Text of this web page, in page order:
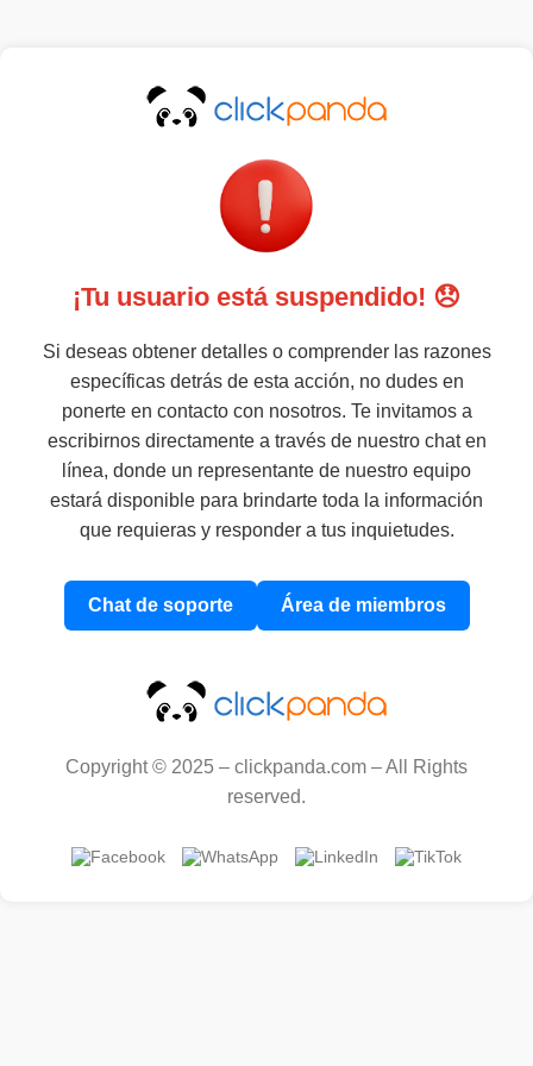
¡Tu usuario está suspendido! 😞
Si deseas obtener detalles o comprender las razones
específicas detrás de esta acción, no dudes en
ponerte en contacto con nosotros. Te invitamos a
escribirnos directamente a través de nuestro chat en
línea, donde un representante de nuestro equipo
estará disponible para brindarte toda la información
que requieras y responder a tus inquietudes.
Chat de soporte Área de miembros
Copyright © 2025 – clickpanda.com – All Rights
reserved.